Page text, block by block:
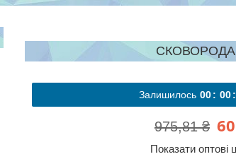
Залишилось 00 00
975,81 ₴
Показати оптові